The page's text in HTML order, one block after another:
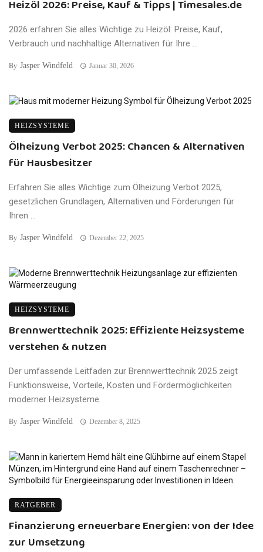
Heizöl 2026: Preise, Kauf & Tipps | Timesales.de
2026 erfahren Sie alles Wichtige zu Heizöl: Preise, Kauf,
Verbrauch und nachhaltige Alternativen für Ihre ...
By Jasper Windfeld Januar 30, 2026
HEIZSYSTEME
Ölheizung Verbot 2025: Chancen & Alternativen
für Hausbesitzer
Erfahren Sie alles Wichtige zum Ölheizung Verbot 2025,
gesetzlichen Grundlagen, Alternativen und Förderungen für
Ihren ...
By Jasper Windfeld Dezember 22, 2025
HEIZSYSTEME
Brennwerttechnik 2025: Effiziente Heizsysteme
verstehen & nutzen
Der umfassende Leitfaden zur Brennwerttechnik 2025 zeigt
Funktionsweise, Vorteile, Kosten und Fördermöglichkeiten
moderner Heizsysteme.
By Jasper Windfeld Dezember 8, 2025
RATGEBER
Finanzierung erneuerbare Energien: von der Idee
zur Umsetzung